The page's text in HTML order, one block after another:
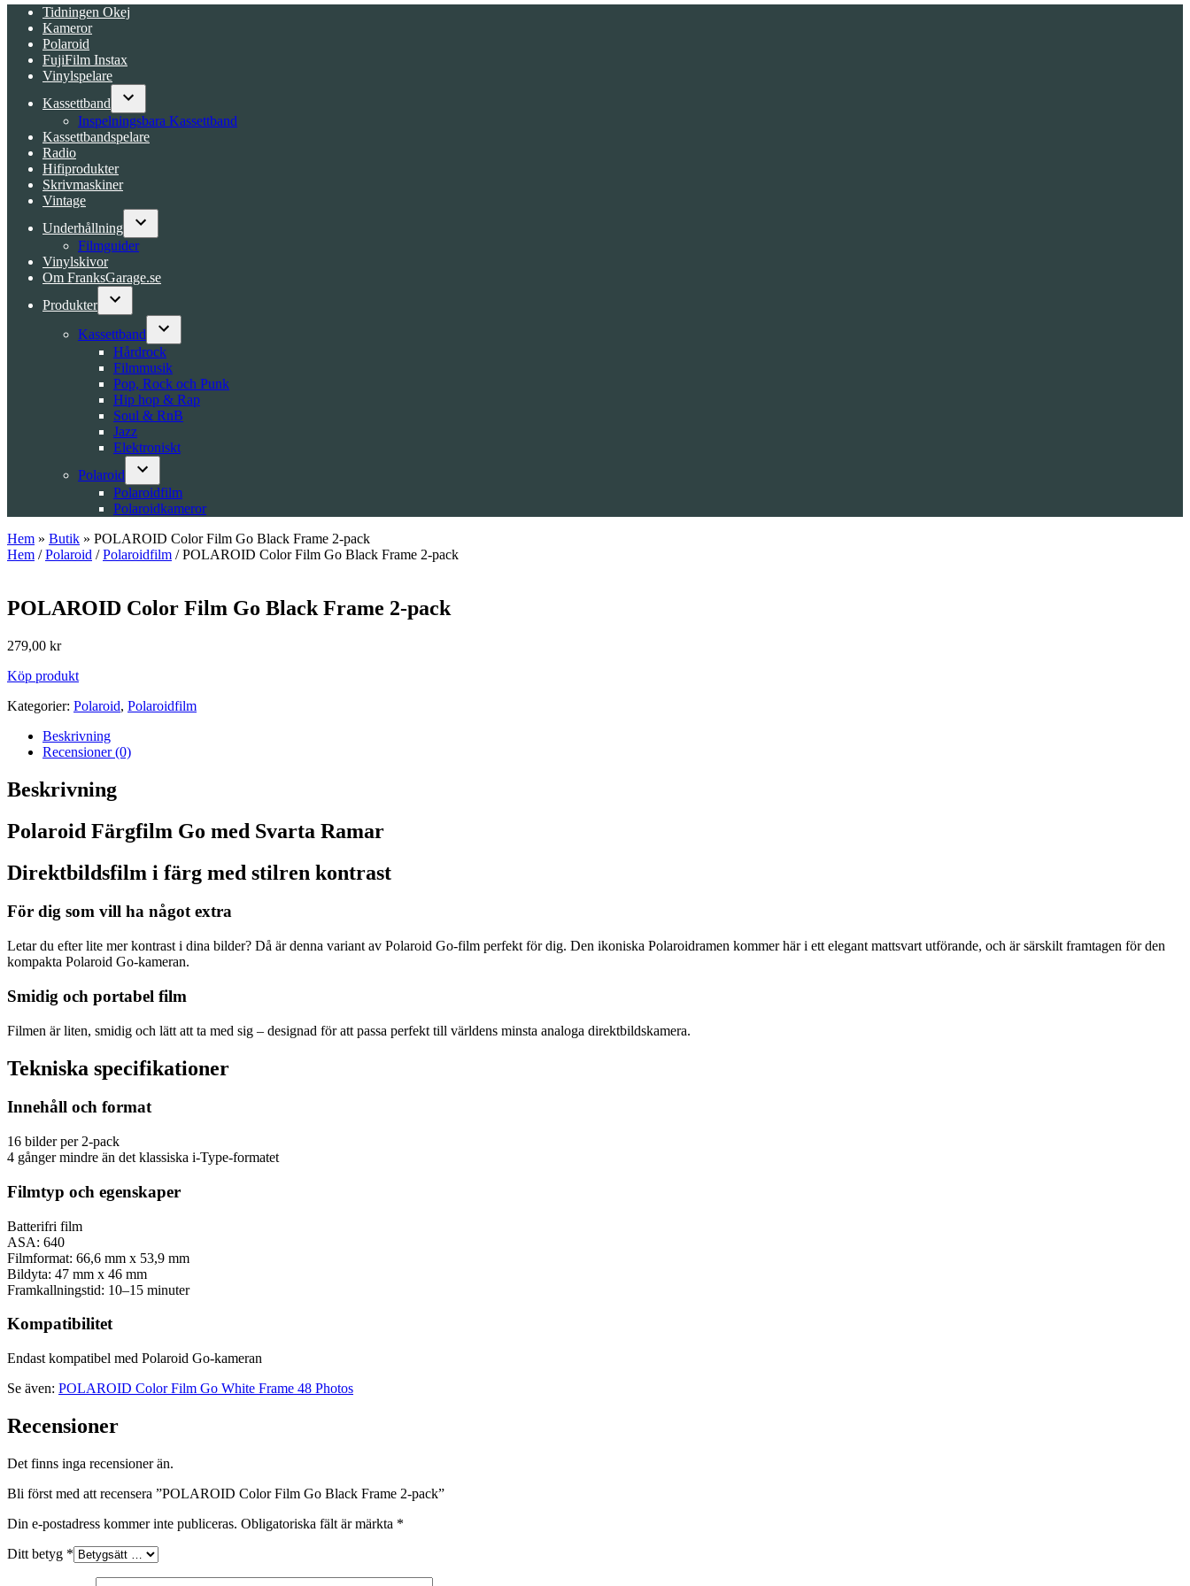
Tidningen Okej
Kameror
Polaroid
FujiFilm Instax
Vinylspelare
Kassettband
Open
dropdown
menu
Inspelningsbara Kassettband
Kassettbandspelare
Radio
Hifiprodukter
Skrivmaskiner
Vintage
Underhållning
Open
Filmguider
Vinylskivor
Om FranksGarage.se
Produkter
Open
dropdown
menu
Kassettband
Open
dropdown
menu
Hårdrock
Filmmusik
Pop, Rock och Punk
Hip hop & Rap
Soul & RnB
Jazz
Elektroniskt
Polaroid
Open
dropdown
menu
Polaroidfilm
Polaroidkameror
Hem » Butik » POLAROID Color Film Go Black Frame 2-pack
Hem /Polaroid /Polaroidfilm / POLAROID Color Film Go Black Frame 2-pack
POLAROID Color Film Go Black Frame 2-pack
279,00 kr
Köp produkt
Kategorier: Polaroid, Polaroidfilm
Beskrivning
Recensioner (0)
Beskrivning
Polaroid Färgfilm Go med Svarta Ramar
Direktbildsfilm i färg med stilren kontrast
För dig som vill ha något extra
Letar du efter lite mer kontrast i dina bilder? Då är denna variant av Polaroid Go-film perfekt för dig. Den ikoniska Polaroidramen kommer här i ett elegant mattsvart utförande, och är särskilt framtagen för den
kompakta Polaroid Go-kameran.
Smidig och portabel film
Filmen är liten, smidig och lätt att ta med sig – designad för att passa perfekt till världens minsta analoga direktbildskamera.
Tekniska specifikationer
Innehåll och format
16 bilder per 2-pack
4 gånger mindre än det klassiska i-Type-formatet
Filmtyp och egenskaper
Batterifri film
ASA: 640
Filmformat: 66,6 mm x 53,9 mm
Bildyta: 47 mm x 46 mm
Framkallningstid: 10–15 minuter
Kompatibilitet
Endast kompatibel med Polaroid Go-kameran
Se även: POLAROID Color Film Go White Frame 48 Photos
Recensioner
Det finns inga recensioner än.
Bli först med att recensera ”POLAROID Color Film Go Black Frame 2-pack”
Din e-postadress kommer inte publiceras. Obligatoriska fält är märkta *
Ditt betyg *